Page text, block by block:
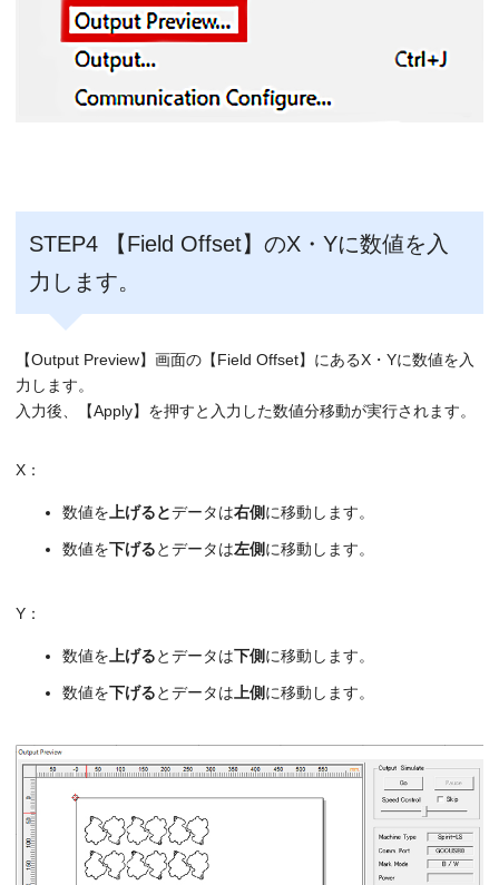
STEP4 【Field Offset】のX・Yに数値を入
力します。
【Output Preview】画面の【Field Offset】にあるX・Yに数値を入
力します。
入力後、【Apply】を押すと入力した数値分移動が実行されます。
X：
数値を 上げるとデータは右側に移動します。
数値を下げるとデータは左側に移動します。
Y：
数値を 上げるとデータは下側に移動します。
数値を下げるとデータは 上側に移動します。